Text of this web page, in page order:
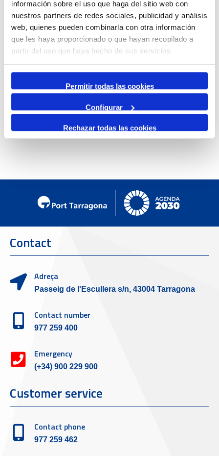
información sobre el uso que haga del sitio web con
nuestros partners de redes sociales, publicidad y análisis
web, quienes pueden combinarla con otra información
que les haya proporcionado o que hayan recopilado a
partir del uso que haya hecho de sus servicios.
Permitir todas las cookies
Configurar
Rechazar todas las cookies
By Month
Jump to month
Preceding Day
Friday, 12. January 2024
No events were found
Contact
Adreça
Passeig de l'Escullera s/n, 43004 Tarragona
Contact number
977 259 400
Emergency
(+34) 900 229 900
Customer service
Contact phone
977 259 462